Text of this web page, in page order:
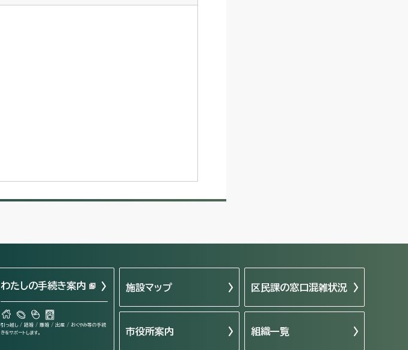
わたしの手続き案内
引っ越し / 結婚 / 離婚 / 出産 / おくやみ等の手続
きをサポートします。
施設マップ 区民課の窓口混雑状況
市役所案内 組織一覧